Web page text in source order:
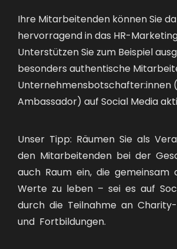
Ihre Mitarbeitenden können Sie
hervorragend in das HR-
Unterstützen Sie zum Beispiel
besonders authentische
Unternehmensbotschafter:innen
Ambassador) auf Social Media
Unser Tipp: Räumen Sie als
den Mitarbeitenden bei der
auch Raum ein, die gemeinsam
Werte zu leben – sei es auf
durch die Teilnahme an
und Fortbildungen.